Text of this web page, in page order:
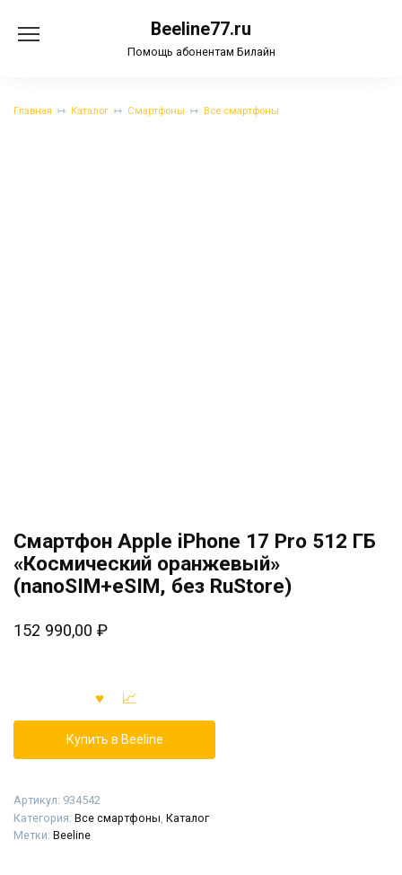
содержанию
Beeline77.ru
Помощь абонентам Билайн
Главная Каталог Смартфоны Все смартфоны
Смартфон Apple iPhone 17 Pro 512 ГБ
«Космический оранжевый»
(nanoSIM+eSIM, без RuStore)
152 990,00 ₽
Купить в Beeline
Артикул: 934542
Категория: Все смартфоны Каталог
Метки: Beeline